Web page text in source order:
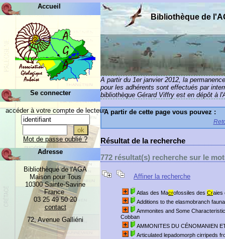
A partir du 1er janvier 2012, la
pour les adhérents sont effectués par
bibliothèque Gérard Viffry est en dépôt à
A partir de cette page vous pouvez :
Résultat de la recherche
772 résultat(s) recherche sur le
Affiner la recherche
Atlas des Macrofossiles des Craies
Additions to the elasmobranch
Ammonites and Some
Cobban
AMMONITES DU CÉNOMANIEN
Articulated lepadomorph cirripeds
Bibliothèque de
Accueil
Se connecter
accéder à votre compte de lecteur
Mot de passe oublié ?
Adresse
Bibliothèque de l'AGA
Maison pour Tous
10300 Sainte-Savine
France
03 25 49 50 20
contact
72, Avenue Galliéni